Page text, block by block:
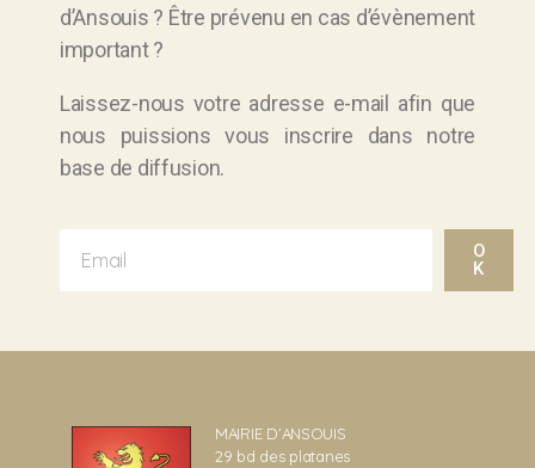
d’Ansouis ? Être prévenu en cas d’évènement
important ?
Laissez-nous votre adresse e-mail afin que
nous puissions vous inscrire dans notre
base de diffusion.
O
K
MAIRIE D’ANSOUIS
29 bd des platanes